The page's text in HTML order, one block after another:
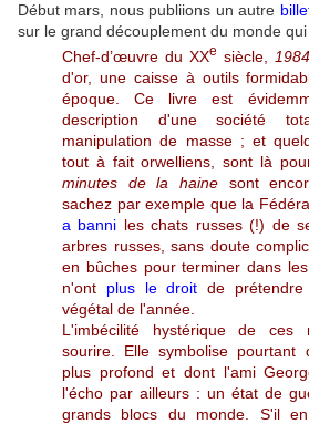
Début mars, nous publiions un autre
sur le grand découplement du monde
Chef-d’œuvre du XXe siècle, 1984
d'or, une caisse à outils
époque. Ce livre est
description d'une société
manipulation de masse ; et
tout à fait orwelliens, sont là
minutes de la hainesont
sachez par exemple que la
a banni les chats russes (!) de
arbres russes, sans doute
en bûches pour terminer dans
n'ont plus le droit de
végétal de l'année.
L'imbécilité hystérique de ces
sourire. Elle symbolise pourtant
plus profond et dont l'ami
l'écho par ailleurs : un état de
grands blocs du monde. S'il